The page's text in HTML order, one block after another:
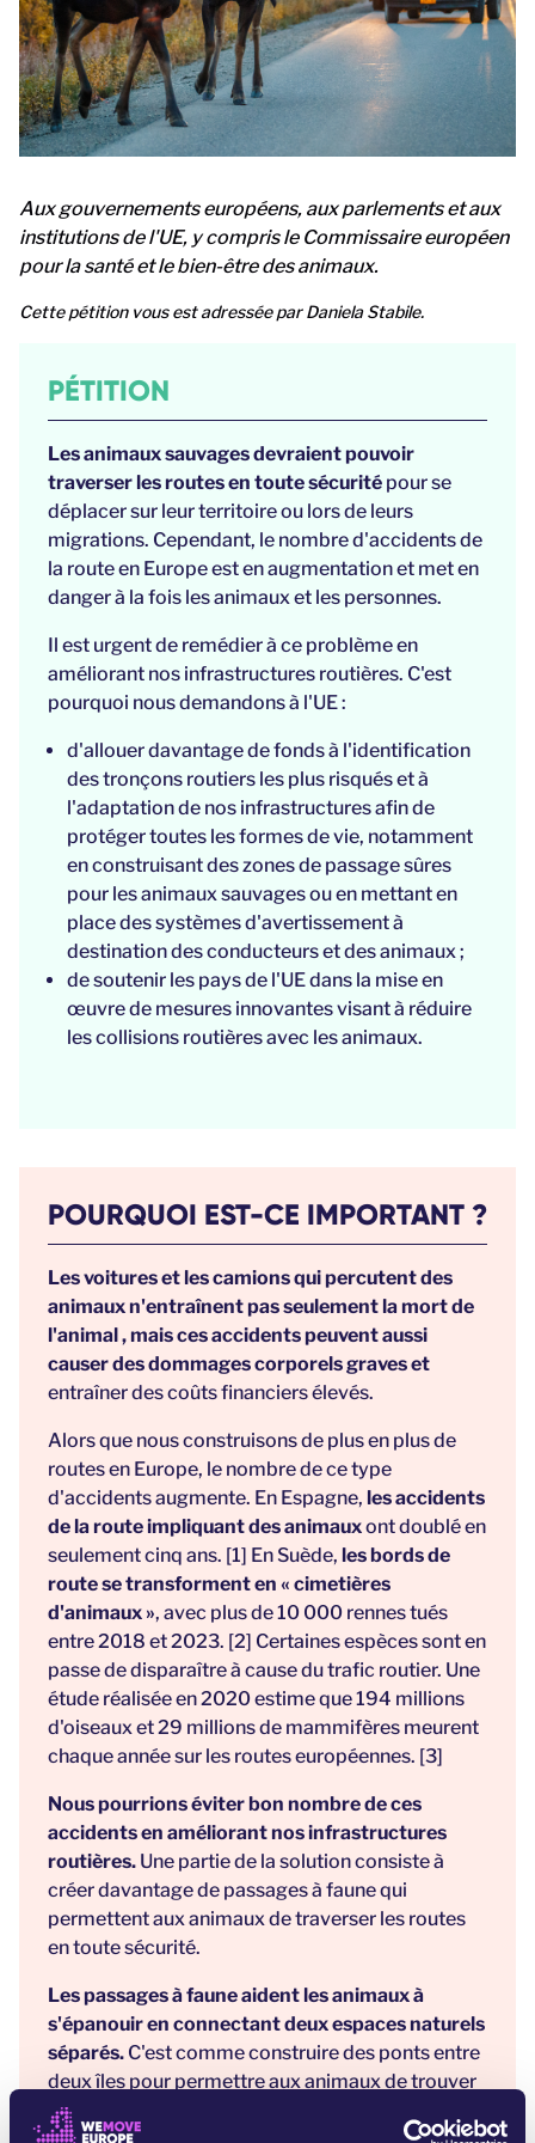
Aux gouvernements européens, aux parlements et aux
institutions de l'UE, y compris le Commissaire européen
pour la santé et le bien-être des animaux.
Cette pétition vous est adressée par Daniela Stabile.
PÉTITION
Les animaux sauvages devraient pouvoir
traverser les routes en toute sécurité pour se
déplacer sur leur territoire ou lors de leurs
migrations. Cependant, le nombre d'accidents de
la route en Europe est en augmentation et met en
danger à la fois les animaux et les personnes.
Il est urgent de remédier à ce problème en
améliorant nos infrastructures routières. C'est
pourquoi nous demandons à l'UE :
d'allouer davantage de fonds à l'identification
des tronçons routiers les plus risqués et à
l'adaptation de nos infrastructures afin de
protéger toutes les formes de vie, notamment
en construisant des zones de passage sûres
pour les animaux sauvages ou en mettant en
place des systèmes d'avertissement à
destination des conducteurs et des animaux ;
de soutenir les pays de l'UE dans la mise en
œuvre de mesures innovantes visant à réduire
les collisions routières avec les animaux.
POURQUOI EST-CE IMPORTANT ?
Les voitures et les camions qui percutent des
animaux n'entraînent pas seulement la mort de
l'animal , mais ces accidents peuvent aussi
causer des dommages corporels graves et
entraîner des coûts financiers élevés.
Alors que nous construisons de plus en plus de
routes en Europe, le nombre de ce type
d'accidents augmente. En Espagne, les accidents
de la route impliquant des animauxont doublé en
seulement cinq ans. [1] En Suède, les bords de
route se transforment en « cimetières
d'animaux », avec plus de 10 000 rennes tués
entre 2018 et 2023. [2] Certaines espèces sont en
passe de disparaître à cause du trafic routier. Une
étude réalisée en 2020 estime que 194 millions
d'oiseaux et 29 millions de mammifères meurent
chaque année sur les routes européennes. [3]
Nous pourrions éviter bon nombre de ces
accidents en améliorant nos infrastructures
routières. Une partie de la solution consiste à
créer davantage de passages à faune qui
permettent aux animaux de traverser les routes
en toute sécurité.
Les passages à faune aident les animaux à
s'épanouir en connectant deux espaces naturels
séparés. C'est comme construire des ponts entre
deux îles pour permettre aux animaux de trouver
de la nourriture et des partenaires, et ainsi leur